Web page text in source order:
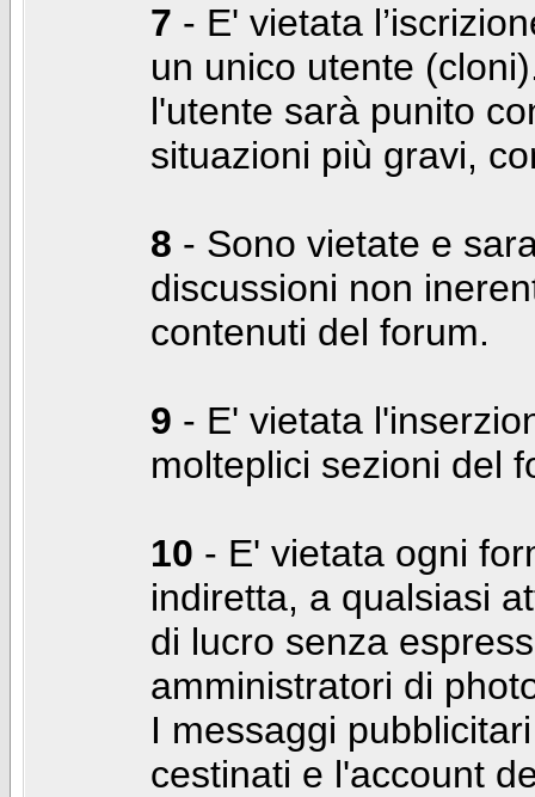
7 - E' vietata
un unico utente
l'utente sarà punito
situazioni più gravi,
8 - Sono vietate e
discussioni non
contenuti del forum.
9 - E' vietata
molteplici sezioni del
10 - E' vietata ogni
indiretta, a qualsiasi
di lucro senza
amministratori di
I messaggi
cestinati e l'account